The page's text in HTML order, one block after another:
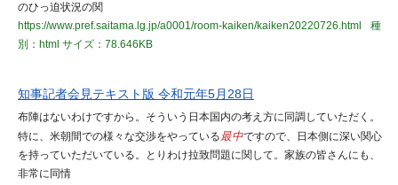
のひっ迫状況の関
https://www.pref.saitama.lg.jp/a0001/room-kaiken/kaiken20220726.html
種
別：html サイズ：78.646KB
知事記者会見テキスト版 令和元年5月28日
布陣はないわけですから。そういう日本国内の考え方に同調していただく。
特に、米朝間での様々な交渉をやっている最中ですので、日本側に深い関心
を持っていただいている。とりわけ拉致問題に関して。家族の皆さんにも、
非常に同情